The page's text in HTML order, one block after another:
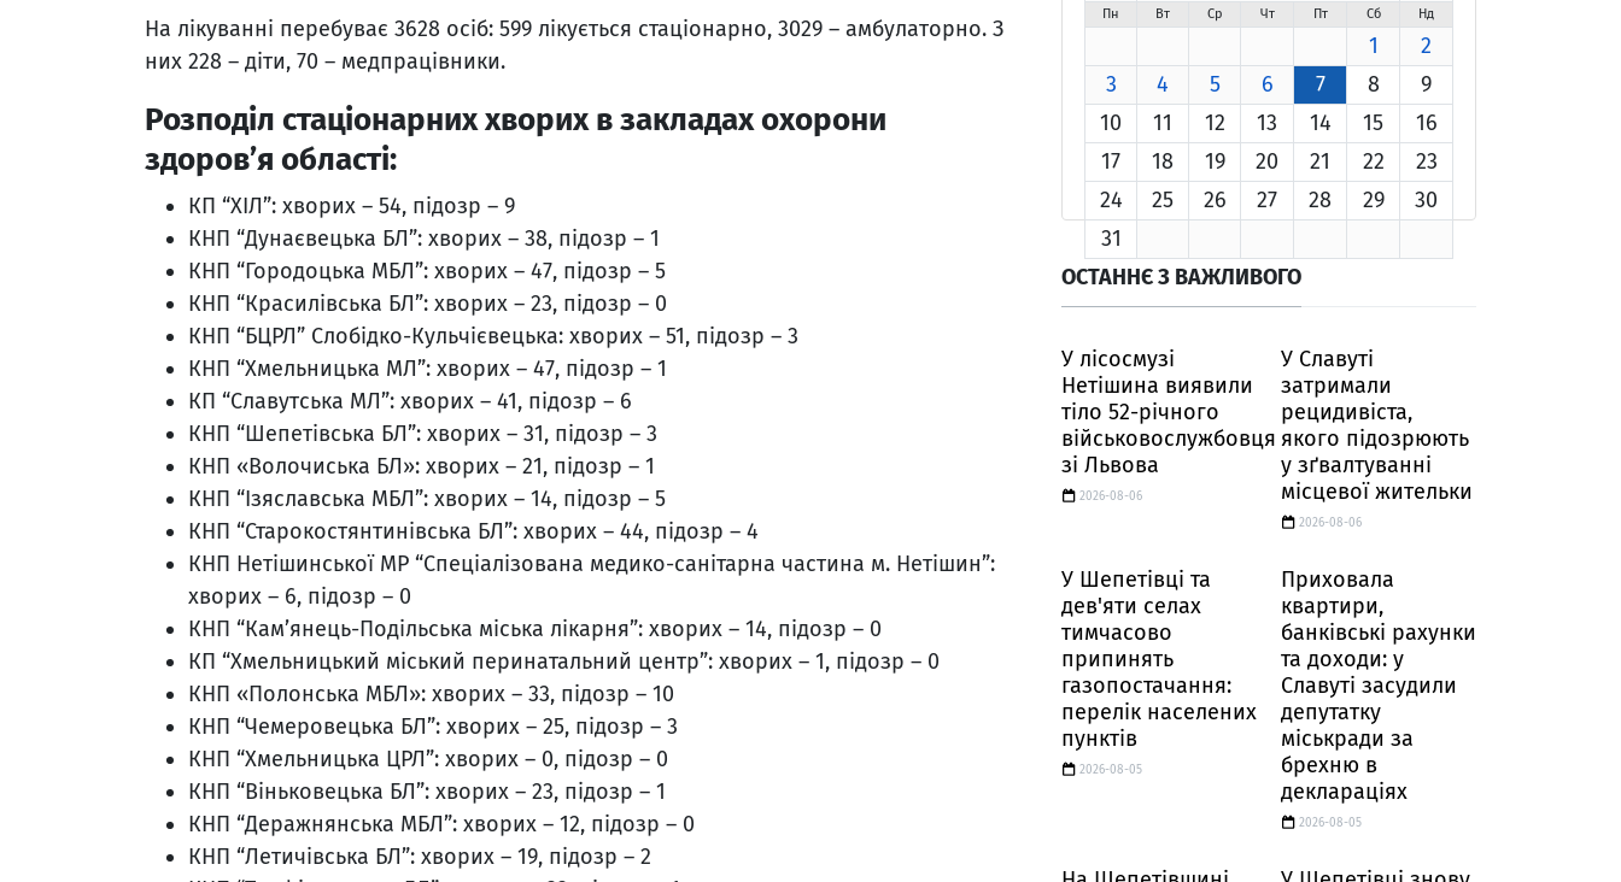
На лікуванні перебуває 3628 осіб: 599 лікується стаціонарно, 3029 – амбулаторно. З
них 228 – діти, 70 – медпрацівники.
Розподіл стаціонарних хворих в закладах охорони
здоров’я області:
КП “ХІЛ”: хворих – 54, підозр – 9
КНП “Дунаєвецька БЛ”: хворих – 38, підозр – 1
КНП “Городоцька МБЛ”: хворих – 47, підозр – 5
КНП “Красилівська БЛ”: хворих – 23, підозр – 0
КНП “БЦРЛ” Слобідко-Кульчієвецька: хворих – 51, підозр – 3
КНП “Хмельницька МЛ”: хворих – 47, підозр – 1
КП “Славутська МЛ”: хворих – 41, підозр – 6
КНП “Шепетівська БЛ”: хворих – 31, підозр – 3
КНП «Волочиська БЛ»: хворих – 21, підозр – 1
КНП “Ізяславська МБЛ”: хворих – 14, підозр – 5
КНП “Старокостянтинівська БЛ”: хворих – 44, підозр – 4
КНП Нетішинської МР “Спеціалізована медико-санітарна частина м. Нетішин”:
хворих – 6, підозр – 0
КНП “Кам’янець-Подільська міська лікарня”: хворих – 14, підозр – 0
КП “Хмельницький міський перинатальний центр”: хворих – 1, підозр – 0
КНП «Полонська МБЛ»: хворих – 33, підозр – 10
КНП “Чемеровецька БЛ”: хворих – 25, підозр – 3
КНП “Хмельницька ЦРЛ”: хворих – 0, підозр – 0
КНП “Віньковецька БЛ”: хворих – 23, підозр – 1
КНП “Деражнянська МБЛ”: хворих – 12, підозр – 0
КНП “Летичівська БЛ”: хворих – 19, підозр – 2
Пн Вт Ср Чт Пт Сб Нд
1
2
3
4 5 6 7 8
9
10
11 12 13 14 15
16
17
18 19 20 21 22
23
24
25 26 27 28 29
30
31
ОСТАННЄ З ВАЖЛИВОГО
У лісосмузі
Нетішина виявили
тіло 52-річного
військовослужбовця
зі Львова
2026-08-06
У Славуті
затримали
рецидивіста,
якого підозрюють
у зґвалтуванні
місцевої жительки
2026-08-06
У Шепетівці та
дев'яти селах
тимчасово
припинять
газопостачання:
перелік населених
пунктів
2026-08-05
Приховала
квартири,
банківські рахунки
та доходи: у
Славуті засудили
депутатку
міськради за
брехню в
деклараціях
2026-08-05